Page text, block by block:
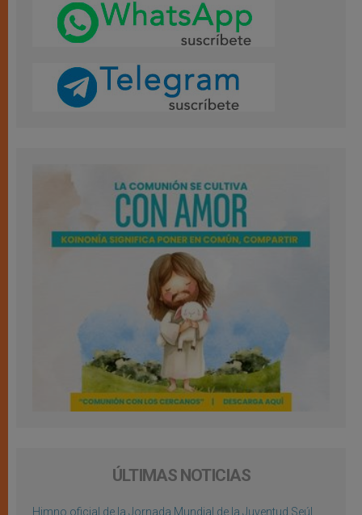
ÚLTIMAS NOTICIAS
Himno oficial de la Jornada Mundial de la Juventud Seúl